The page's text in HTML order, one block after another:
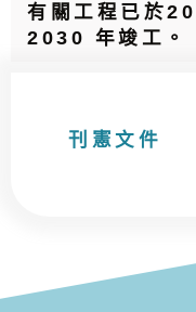
有關工程已於
2030 年竣工。
刊憲文件